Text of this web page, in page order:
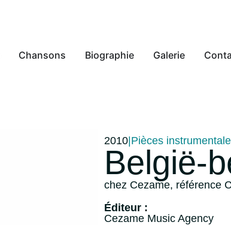
Chansons Biographie Galerie
2010| Pièces
België-
chez Cezame, référence
Éditeur :
Cezame Music Agency